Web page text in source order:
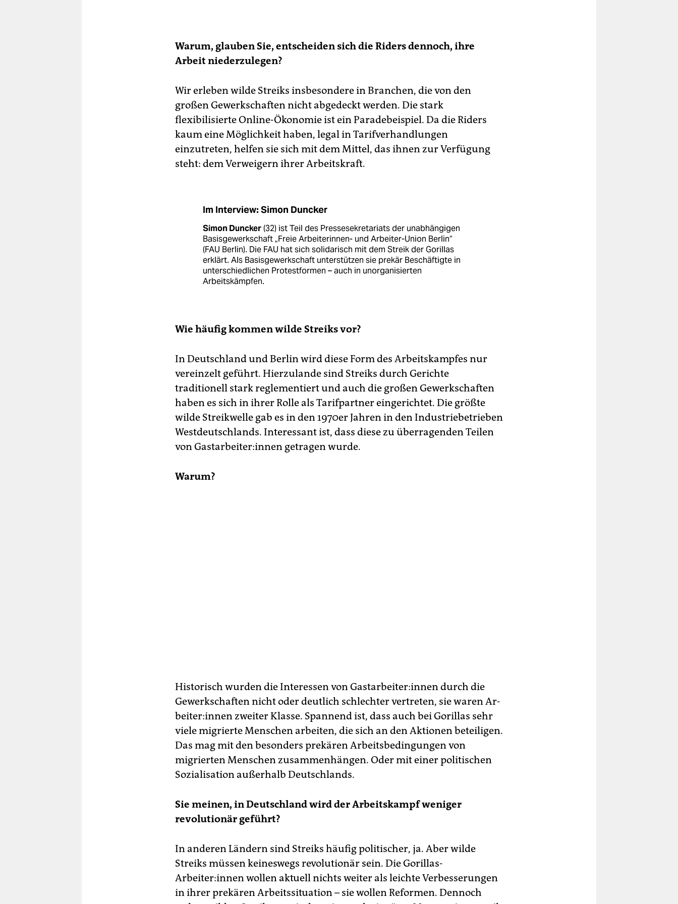
Warum, glauben Sie, entscheiden sich die Riders dennoch, ihre
Arbeit niederzulegen?
Wir erleben wilde Streiks insbesondere in Branchen, die von den
großen Gewerkschaften nicht abgedeckt werden. Die stark
flexibilisierte Online-Ökonomie ist ein Paradebeispiel. Da die Riders
kaum eine Möglichkeit haben, legal in Tarifverhandlungen
einzutreten, helfen sie sich mit dem Mittel, das ihnen zur Verfügung
steht: dem Verweigern ihrer Arbeitskraft.
Im Interview: Simon Duncker
Simon Duncker(32) ist Teil des Pressesekretariats der unabhängigen
Basisgewerkschaft „Freie Arbeiterinnen- und Arbeiter-Union Berlin“
(FAU Berlin). Die FAU hat sich solidarisch mit dem Streik der Gorillas
erklärt. Als Basisgewerkschaft unterstützen sie prekär Beschäftigte in
unterschiedlichen Protestformen – auch in unorganisierten
Arbeitskämpfen.
Wie häufig kommen wilde Streiks vor?
In Deutschland und Berlin wird diese Form des Arbeitskampfes nur
vereinzelt geführt. Hierzulande sind Streiks durch Gerichte
traditionell stark reglementiert und auch die großen Gewerkschaften
haben es sich in ihrer Rolle als Tarifpartner eingerichtet. Die größte
wilde Streikwelle gab es in den 1970er Jahren in den Industriebetrieben
Westdeutschlands. Interessant ist, dass diese zu überragenden Teilen
von Gast­ar­bei­te­r:in­nen getragen wurde.
Warum?
Historisch wurden die Interessen von Gast­ar­bei­te­r:in­nen durch die
Gewerkschaften nicht oder deutlich schlechter vertreten, sie waren Ar­
bei­te­r:in­nen zweiter Klasse. Spannend ist, dass auch bei Gorillas sehr
viele migrierte Menschen arbeiten, die sich an den Aktionen beteiligen.
Das mag mit den besonders prekären Arbeitsbedingungen von
migrierten Menschen zusammenhängen. Oder mit einer politischen
Sozialisation außerhalb Deutschlands.
Sie meinen, in Deutschland wird der Arbeitskampf weniger
revolutionär geführt?
In anderen Ländern sind Streiks häufig politischer, ja. Aber wilde
Streiks müssen keineswegs revolutionär sein. Die Gorillas-
Arbeiter:innen wollen aktuell nichts weiter als leichte Verbesserungen
in ihrer prekären Arbeitssituation – sie wollen Reformen. Dennoch